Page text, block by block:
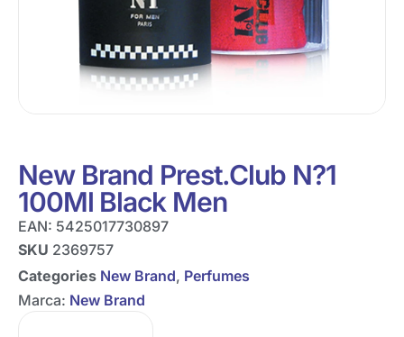
New Brand Prest.Club N?1
100Ml Black Men
EAN: 5425017730897
SKU 2369757
Categories New Brand, Perfumes
Marca: New Brand